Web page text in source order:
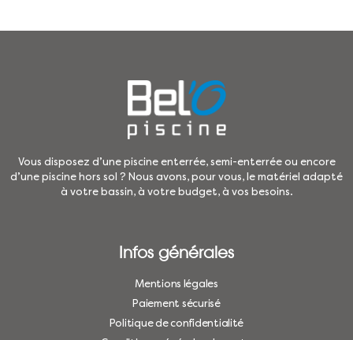
Vous disposez d’une piscine enterrée, semi-enterrée ou encore
d’une piscine hors sol ? Nous avons, pour vous, le matériel adapté
à votre bassin, à votre budget, à vos besoins.
Infos générales
Mentions légales
Paiement sécurisé
Politique de confidentialité